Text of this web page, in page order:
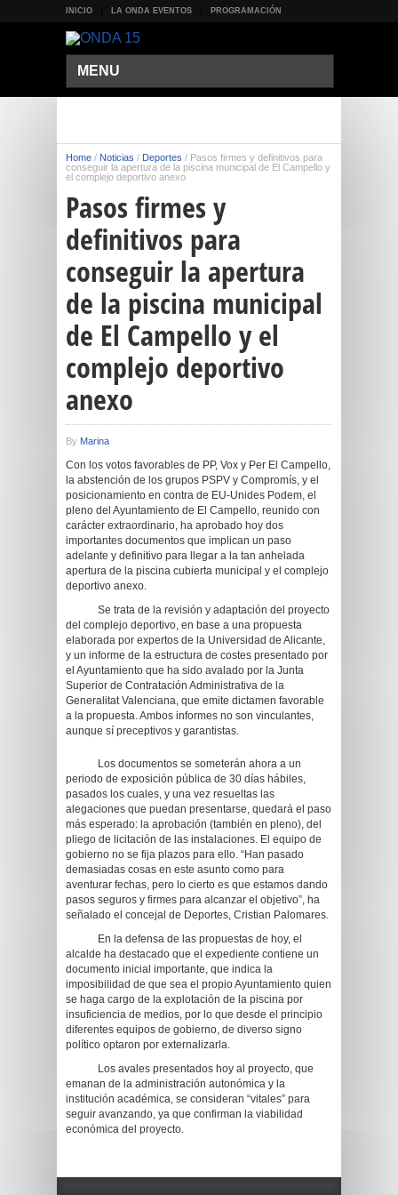
INICIO LA ONDA EVENTOS PROGRAMACIÓN
MENU
Home / Noticias / Deportes / Pasos firmes y definitivos para
conseguir la apertura de la piscina municipal de El Campello y
el complejo deportivo anexo
Pasos firmes y
definitivos para
conseguir la apertura
de la piscina municipal
de El Campello y el
complejo deportivo
anexo
By Marina
Con los votos favorables de PP, Vox y Per El Campello,
la abstención de los grupos PSPV y Compromís, y el
posicionamiento en contra de EU-Unides Podem, el
pleno del Ayuntamiento de El Campello, reunido con
carácter extraordinario, ha aprobado hoy dos
importantes documentos que implican un paso
adelante y definitivo para llegar a la tan anhelada
apertura de la piscina cubierta municipal y el complejo
deportivo anexo.
Se trata de la revisión y adaptación del proyecto
del complejo deportivo, en base a una propuesta
elaborada por expertos de la Universidad de Alicante,
y un informe de la estructura de costes presentado por
el Ayuntamiento que ha sido avalado por la Junta
Superior de Contratación Administrativa de la
Generalitat Valenciana, que emite dictamen favorable
a la propuesta. Ambos informes no son vinculantes,
aunque sí preceptivos y garantistas.
Los documentos se someterán ahora a un
periodo de exposición pública de 30 días hábiles,
pasados los cuales, y una vez resueltas las
alegaciones que puedan presentarse, quedará el paso
más esperado: la aprobación (también en pleno), del
pliego de licitación de las instalaciones. El equipo de
gobierno no se fija plazos para ello. “Han pasado
demasiadas cosas en este asunto como para
aventurar fechas, pero lo cierto es que estamos dando
pasos seguros y firmes para alcanzar el objetivo”, ha
señalado el concejal de Deportes, Cristian Palomares.
En la defensa de las propuestas de hoy, el
alcalde ha destacado que el expediente contiene un
documento inicial importante, que indica la
imposibilidad de que sea el propio Ayuntamiento quien
se haga cargo de la explotación de la piscina por
insuficiencia de medios, por lo que desde el principio
diferentes equipos de gobierno, de diverso signo
político optaron por externalizarla.
Los avales presentados hoy al proyecto, que
emanan de la administración autonómica y la
institución académica, se consideran “vitales” para
seguir avanzando, ya que confirman la viabilidad
económica del proyecto.